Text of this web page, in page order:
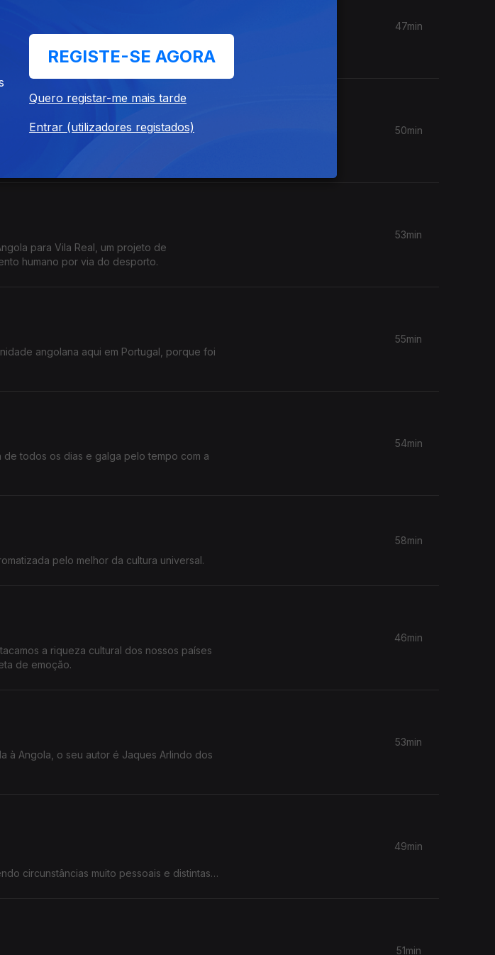
desta edição, uma vez que celebra os 30
47min
e de como é possível alcançar o
50min
para Vila Real, um projeto de
humano por via do desporto.
53min
angolana aqui em Portugal, porque foi
55min
todos os dias e galga pelo tempo com a
54min
pelo melhor da cultura universal.
58min
a riqueza cultural dos nossos países
de emoção.
46min
à Angola, o seu autor é Jaques Arlindo dos
53min
circunstâncias muito pessoais e distintas,
49min
51min
REGISTE-SE AGORA
Quero registar-me mais tarde
Entrar (utilizadores registados)